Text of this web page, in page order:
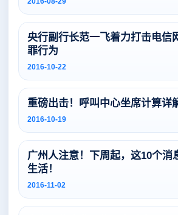
央行副行长范一飞着力打击电信
罪行为
2016-10-22
重磅出击！呼叫中心坐席计算详
2016-10-19
广州人注意！下周起，这10个消
生活！
2016-11-02